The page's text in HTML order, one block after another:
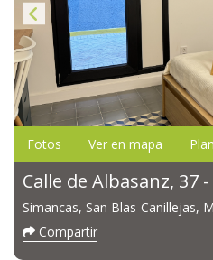
Fotos Ver en mapa
Calle de Albasanz, 37
Simancas, San Blas-Canillejas,
Compartir